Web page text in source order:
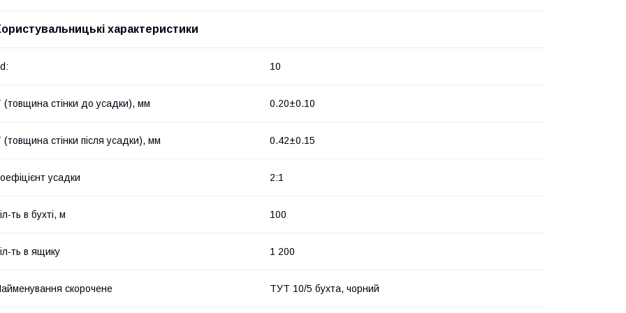
характеристики
10
(товщина стінки до усадки), мм 0.20±0.10
(товщина стінки після усадки), мм 0.42±0.15
усадки 2:1
ть в бухті, м 100
ть в ящику 1 200
скорочене ТУТ 10/5 бухта, чорний